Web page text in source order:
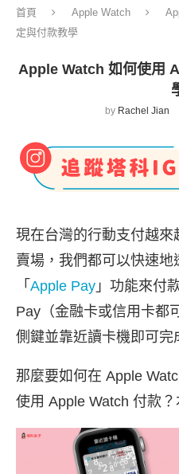
首頁 Apple Watch
定與付款教學
Apple Watch 如何使用
by Rachel Jian
現在台灣的行動支付越
賣場，我們都可以快速地
「 Apple Pay 」功能來付
Pay（金融卡或信用卡都
側鍵並靠近讀卡機即可完
那麼要如何在 Apple
使用 Apple Watch 付款